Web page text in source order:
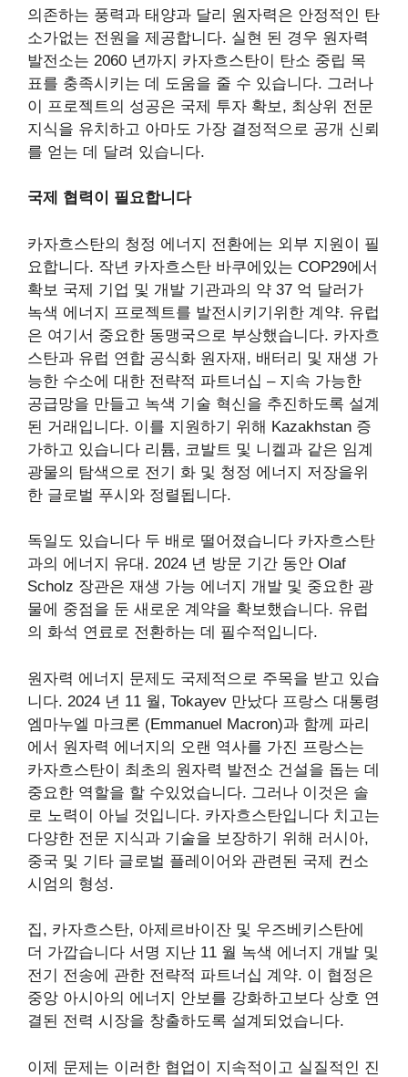
의존하는 풍력과 태양과 달리 원자력은 안정적인 탄
소가없는 전원을 제공합니다. 실현 된 경우 원자력
발전소는 2060 년까지 카자흐스탄이 탄소 중립 목
표를 충족시키는 데 도움을 줄 수 있습니다. 그러나
이 프로젝트의 성공은 국제 투자 확보, 최상위 전문
지식을 유치하고 아마도 가장 결정적으로 공개 신뢰
를 얻는 데 달려 있습니다.
국제 협력이 필요합니다
카자흐스탄의 청정 에너지 전환에는 외부 지원이 필
요합니다. 작년 카자흐스탄 바쿠에있는 COP29에서
확보 국제 기업 및 개발 기관과의 약 37 억 달러가
녹색 에너지 프로젝트를 발전시키기위한 계약. 유럽
은 여기서 중요한 동맹국으로 부상했습니다. 카자흐
스탄과 유럽 연합 공식화 원자재, 배터리 및 재생 가
능한 수소에 대한 전략적 파트너십 – 지속 가능한
공급망을 만들고 녹색 기술 혁신을 추진하도록 설계
된 거래입니다. 이를 지원하기 위해 Kazakhstan 증
가하고 있습니다 리튬, 코발트 및 니켈과 같은 임계
광물의 탐색으로 전기 화 및 청정 에너지 저장을위
한 글로벌 푸시와 정렬됩니다.
독일도 있습니다 두 배로 떨어졌습니다 카자흐스탄
과의 에너지 유대. 2024 년 방문 기간 동안 Olaf
Scholz 장관은 재생 가능 에너지 개발 및 중요한 광
물에 중점을 둔 새로운 계약을 확보했습니다. 유럽
의 화석 연료로 전환하는 데 필수적입니다.
원자력 에너지 문제도 국제적으로 주목을 받고 있습
니다. 2024 년 11 월, Tokayev 만났다 프랑스 대통령
엠마누엘 마크론 (Emmanuel Macron)과 함께 파리
에서 원자력 에너지의 오랜 역사를 가진 프랑스는
카자흐스탄이 최초의 원자력 발전소 건설을 돕는 데
중요한 역할을 할 수있었습니다. 그러나 이것은 솔
로 노력이 아닐 것입니다. 카자흐스탄입니다 치고는
다양한 전문 지식과 기술을 보장하기 위해 러시아,
중국 및 기타 글로벌 플레이어와 관련된 국제 컨소
시엄의 형성.
집, 카자흐스탄, 아제르바이잔 및 우즈베키스탄에
더 가깝습니다 서명 지난 11 월 녹색 에너지 개발 및
전기 전송에 관한 전략적 파트너십 계약. 이 협정은
중앙 아시아의 에너지 안보를 강화하고보다 상호 연
결된 전력 시장을 창출하도록 설계되었습니다.
이제 문제는 이러한 협업이 지속적이고 실질적인 진